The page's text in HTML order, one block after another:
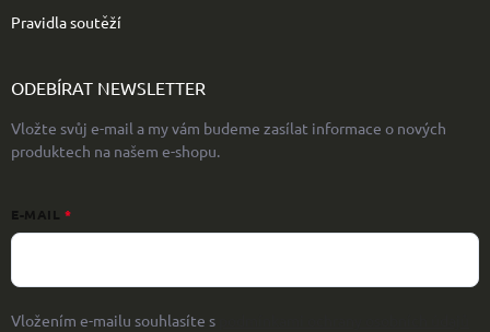
Pravidla soutěží
ODEBÍRAT NEWSLETTER
Vložte svůj e-mail a my vám budeme zasílat informace o nových
produktech na našem e-shopu.
E-MAIL
Vložením e-mailu souhlasíte s